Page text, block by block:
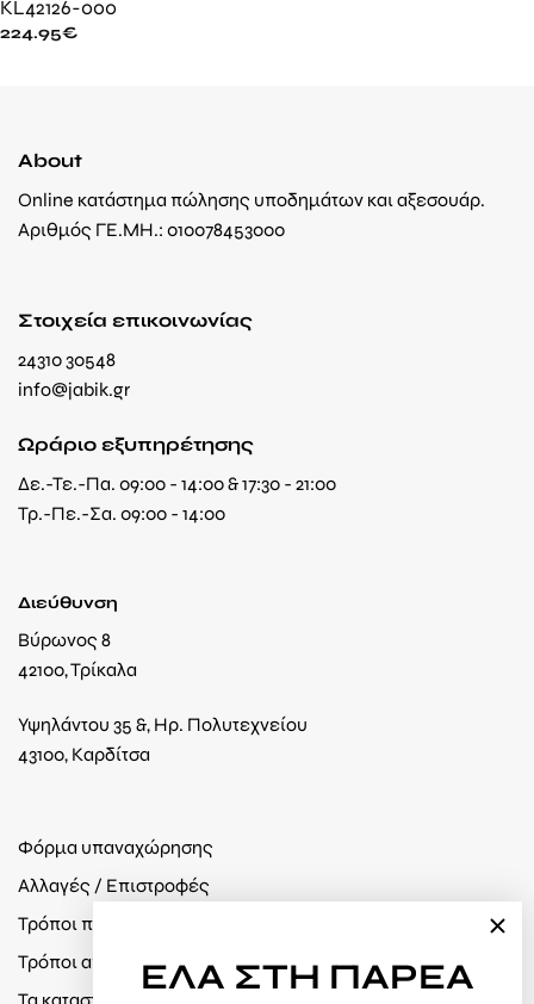
KL42126-000
224.95€
About
Online κατάστημα πώλησης υποδημάτων και αξεσουάρ.
Αριθμός ΓΕ.ΜΗ.: 010078453000
Στοιχεία επικοινωνίας
24310 30548
info@jabik.gr
Ωράριο εξυπηρέτησης
Δε.-Τε.-Πα. 09:00 - 14:00 & 17:30 - 21:00
Τρ.-Πε.-Σα. 09:00 - 14:00
Διεύθυνση
Βύρωνος 8
42100, Τρίκαλα
Υψηλάντου 35 &, Ηρ. Πολυτεχνείου
43100, Καρδίτσα
Φόρμα υπαναχώρησης
Αλλαγές / Επιστροφές
Τρόποι πληρωμής
Τρόποι αποστολήςΕΛΑ ΣΤΗ ΠΑΡΕΑ